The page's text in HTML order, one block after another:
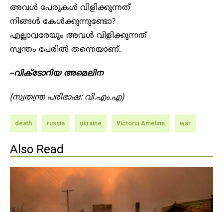
അവൾ പേരുകൾ വിളിക്കുന്നത്
നിങ്ങൾ കേൾക്കുന്നുണ്ടോ?
എല്ലാവരേയും അവൾ വിളിക്കുന്നത്
സ്വന്തം പേരിൽ തന്നെയാണ്.
–വിക്ടോറിയ അമെലിന
(സ്വതന്ത്ര പരിഭാഷ: വി.എം.എ)
death russia ukraine Victoria Amelina war
Also Read